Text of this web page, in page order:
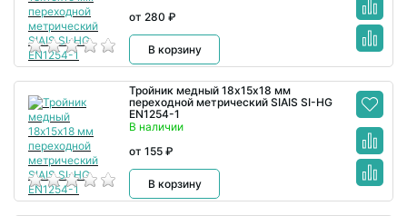
от 280 ₽
В корзину
Тройник медный 18х15х18 мм
переходной метрический SIAIS SI-HG
EN1254-1
В наличии
от 155 ₽
В корзину